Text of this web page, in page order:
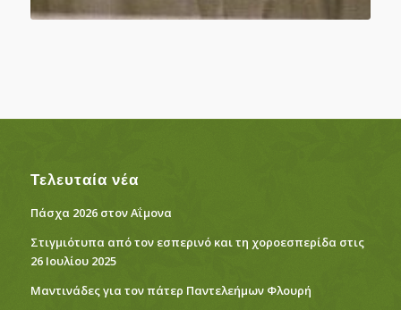
Τελευταία νέα
Πάσχα 2026 στον Αΐμονα
Στιγμιότυπα από τον εσπερινό και τη χοροεσπερίδα στις
26 Ιουλίου 2025
Μαντινάδες για τον πάτερ Παντελεήμων Φλουρή